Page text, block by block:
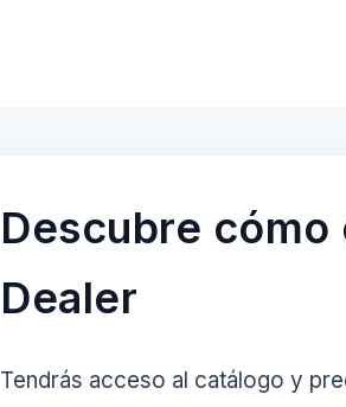
Descubre
Dealer
Tendrás acceso al catálogo y